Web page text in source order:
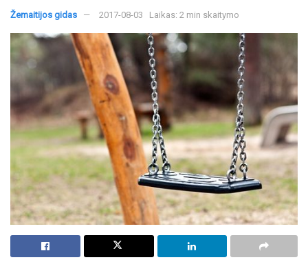
Žemaitijos gidas 2017-08-03 Laikas: 2 min skaitymo